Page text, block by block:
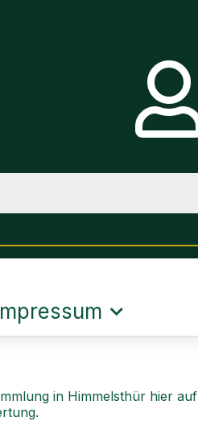
in Himmelsthür hier auf